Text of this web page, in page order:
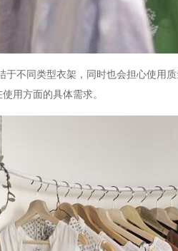
于不同类型衣架，同时也会担心使用
用方面的具体需求。